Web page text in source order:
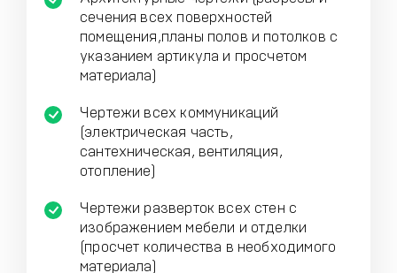
сечения всех поверхностей
помещения,планы полов и потолков с
указанием артикула и просчетом
материала)
Чертежи всех коммуникаций
(электрическая часть,
сантехническая, вентиляция,
отопление)
Чертежи разверток всех стен с
изображением мебели и отделки
(просчет количества в необходимого
материала)